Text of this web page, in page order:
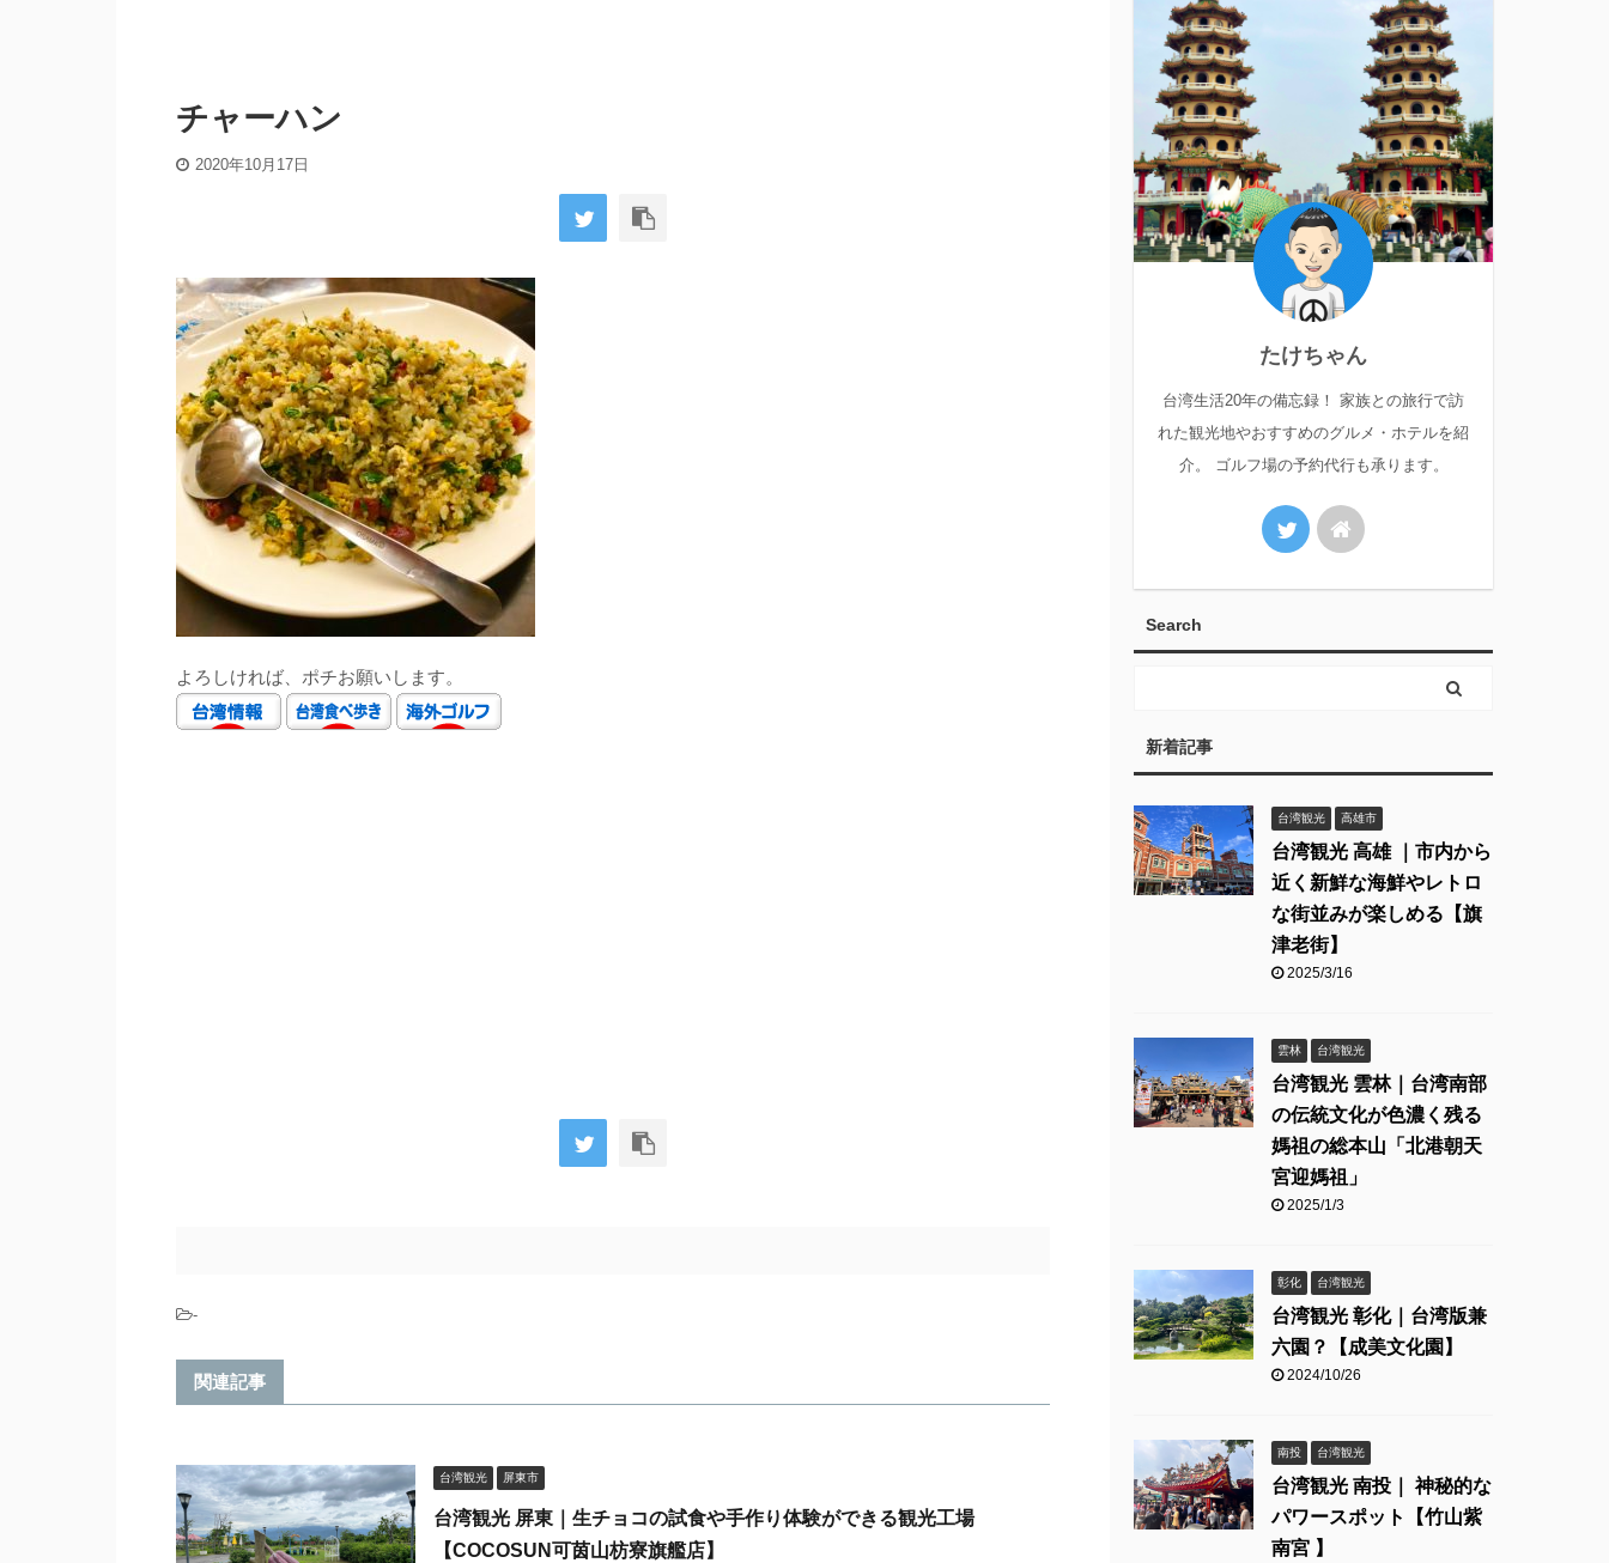
チャーハン
2020年10月17日
よろしければ、ポチお願いします。
-
関連記事
台湾観光 屏東市
台湾観光 屏東｜生チョコの試食や手作り体験ができる観光工場
【COCOSUN可茵山枋寮旗艦店】
たけちゃん
台湾生活20年の備忘録！ 家族との旅行で訪
れた観光地やおすすめのグルメ・ホテルを紹
介。 ゴルフ場の予約代行も承ります。
Search
新着記事
台湾観光 高雄市
台湾観光 高雄 ｜市内から
近く新鮮な海鮮やレトロ
な街並みが楽しめる【旗
津老街】
2025/3/16
雲林 台湾観光
台湾観光 雲林｜台湾南部
の伝統文化が色濃く残る
媽祖の総本山「北港朝天
宮迎媽祖」
2025/1/3
彰化 台湾観光
台湾観光 彰化｜台湾版兼
六園？【成美文化園】
2024/10/26
南投 台湾観光
台湾観光 南投｜ 神秘的な
パワースポット【竹山紫
南宮 】